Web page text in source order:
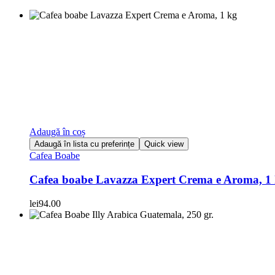
Adaugă în coș
Adaugă în lista cu preferințe Quick view
Cafea Boabe
Cafea boabe Lavazza Expert Crema e Aroma, 1
lei94.00